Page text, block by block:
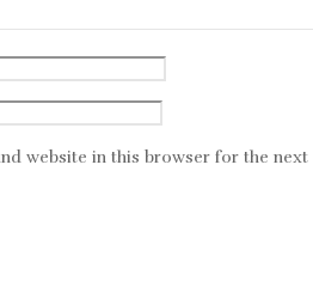
website in this browser for the